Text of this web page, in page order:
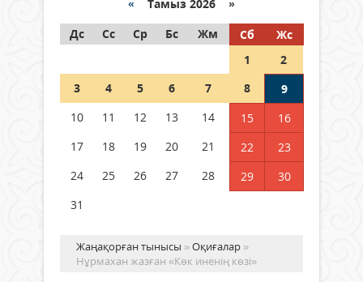
05 тамыз 2026 ж. 151
Шетелде жүрген Қазақстан
азаматтары қалай дауыс бере
« Тамыз 2026 »
Дс
Сс Ср Бс Жм Сб
Жс
1
2
3
4 5 6 7 8
9
10
11 12 13 14 15
16
17
18 19 20 21 22
23
24
25 26 27 28 29
30
31
Жаңақорған тынысы »Оқиғалар »
Нұрмахан жазған «Көк иненің көзі»